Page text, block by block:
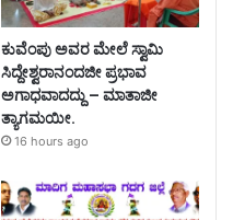
ಕುವೆಂಪು ಅವರ ಮೇಲೆ ಸ್ವಾಮಿ
ಸಿದ್ದೇಶ್ವರಾನಂದಜೀ ಪ್ರಭಾವ
ಅಗಾಧವಾದದ್ದು – ಮಾತಾಜೀ
ತ್ಯಾಗಮಯೀ.
16 hours ago